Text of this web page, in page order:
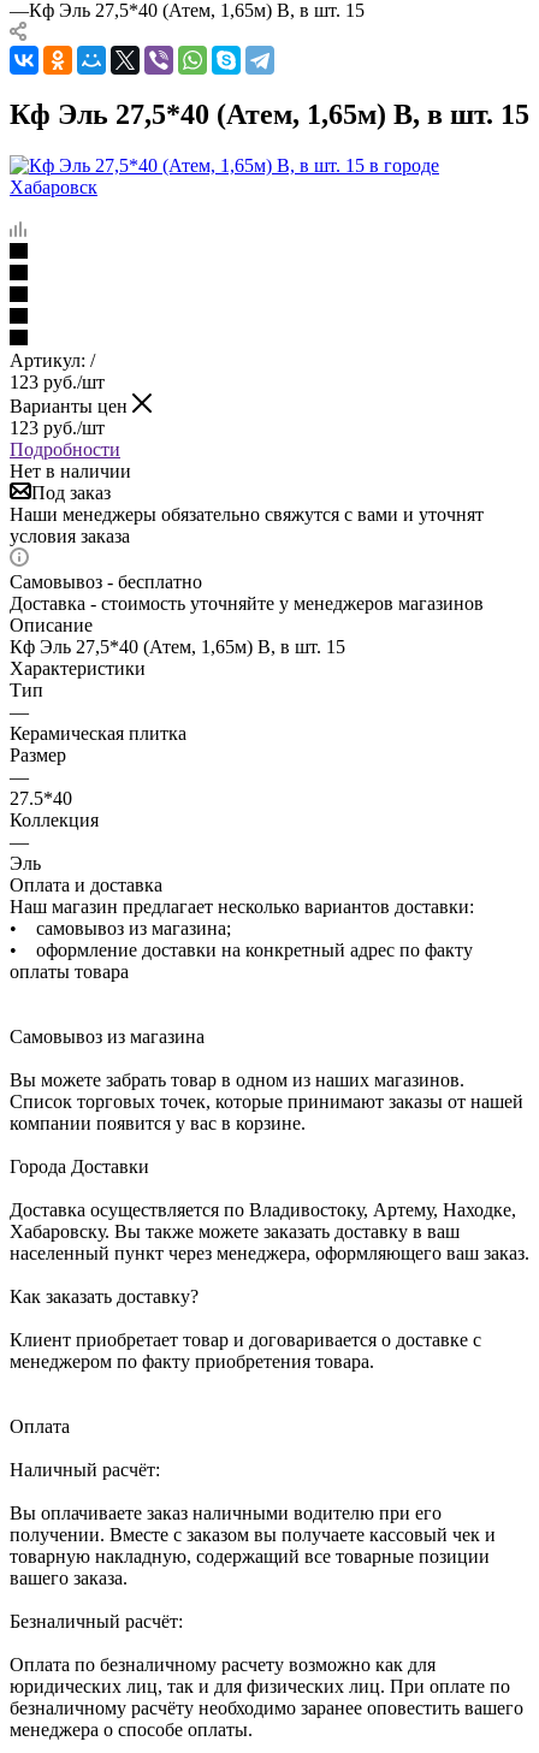
—Кф Эль 27,5*40 (Атем, 1,65м) В, в шт. 15
Кф Эль 27,5*40 (Атем, 1,65м) В, в шт. 15
Артикул: /
123 руб./шт
Варианты цен
123 руб./шт
Подробности
Нет в наличии
Под заказ
Наши менеджеры обязательно свяжутся с вами и уточнят
условия заказа
Самовывоз - бесплатно
Доставка - стоимость уточняйте у менеджеров магазинов
Описание
Кф Эль 27,5*40 (Атем, 1,65м) В, в шт. 15
Характеристики
Тип
—
Керамическая плитка
Размер
—
27.5*40
Коллекция
—
Эль
Оплата и доставка
Наш магазин предлагает несколько вариантов доставки:
• самовывоз из магазина;
• оформление доставки на конкретный адрес по факту
оплаты товара
Самовывоз из магазина
Вы можете забрать товар в одном из наших магазинов.
Список торговых точек, которые принимают заказы от нашей
компании появится у вас в корзине.
Города Доставки
Доставка осуществляется по Владивостоку, Артему, Находке,
Хабаровску. Вы также можете заказать доставку в ваш
населенный пункт через менеджера, оформляющего ваш заказ.
Как заказать доставку?
Клиент приобретает товар и договаривается о доставке с
менеджером по факту приобретения товара.
Оплата
Наличный расчёт:
Вы оплачиваете заказ наличными водителю при его
получении. Вместе с заказом вы получаете кассовый чек и
товарную накладную, содержащий все товарные позиции
вашего заказа.
Безналичный расчёт:
Оплата по безналичному расчету возможно как для
юридических лиц, так и для физических лиц. При оплате по
безналичному расчёту необходимо заранее оповестить вашего
менеджера о способе оплаты.